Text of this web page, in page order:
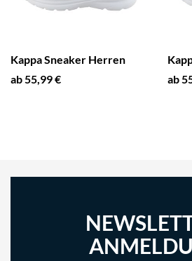
Kappa Sneaker Herren
ab 55,99 €
ab